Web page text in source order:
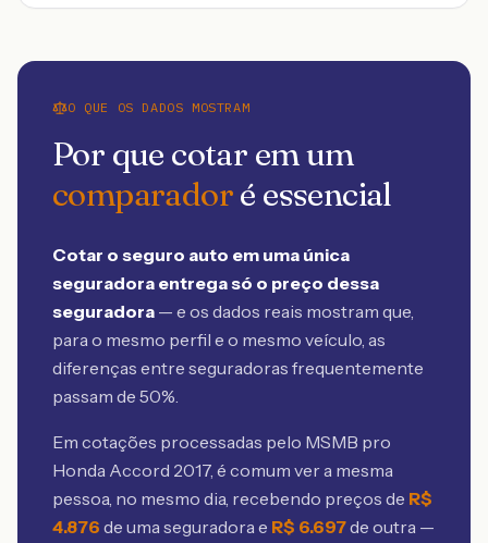
O QUE OS DADOS MOSTRAM
Por que cotar em um
comparadoré essencial
Cotar o seguro auto em uma única
seguradora entrega só o preço dessa
seguradora — e os dados reais mostram que,
para o mesmo perfil e o mesmo veículo, as
diferenças entre seguradoras frequentemente
passam de 50%.
Em cotações processadas pelo MSMB pro
Honda Accord 2017, é comum ver a mesma
pessoa, no mesmo dia, recebendo preços de R$
4.876 de uma seguradora e R$ 6.697de outra —